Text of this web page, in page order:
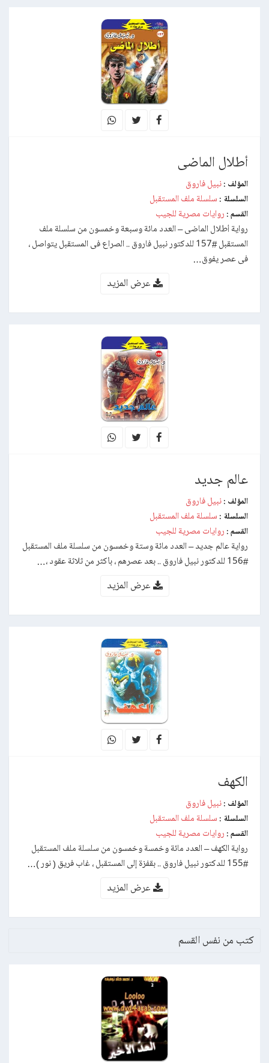
أطلال الماضى
المؤلف : نبيل فاروق
السلسلة : سلسلة ملف المستقبل
القسم : روايات مصرية للجيب
رواية أطلال الماضى – العدد مائة وسبعة وخمسون من سلسلة ملف
المستقبل #157 للدكتور نبيل فاروق .. الصراع فى المستقبل يتواصل ،
فى عصر يفوق…
عرض المزيد
عالم جديد
المؤلف : نبيل فاروق
السلسلة : سلسلة ملف المستقبل
القسم : روايات مصرية للجيب
رواية عالم جديد – العدد مائة وستة وخمسون من سلسلة ملف المستقبل
#156 للدكتور نبيل فاروق .. بعد عصرهم ، بأكثر من ثلاثة عقود ،…
عرض المزيد
الكهف
المؤلف : نبيل فاروق
السلسلة : سلسلة ملف المستقبل
القسم : روايات مصرية للجيب
رواية الكهف – العدد مائة وخمسة وخمسون من سلسلة ملف المستقبل
#155 للدكتور نبيل فاروق .. بقفزة إلى المستقبل ، غاب فريق ( نور )…
عرض المزيد
كتب من نفس القسم